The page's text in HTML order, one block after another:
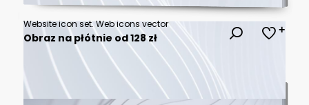
Website icon set. Web icons vector
Obraz na płótnie od 128 zł